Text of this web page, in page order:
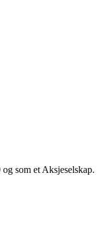
som et Aksjeselskap.